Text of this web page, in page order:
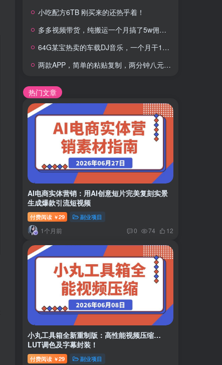
小吃配方6TB 刚买来的还热乎着！
多多视频带货，纯搬运一个月搞了5w佣金，小白也能操作
64G某宝热卖的车载DJ音乐，一个月干100W+利润
两款APP，简单的粘贴复制，两分钟八元钱，无限做，执行就有收入
热门文章
AI电商实体营销：用AI创意短片完美复刻实景
生成爆款引流短视频
付费阅读 ￥29 副业项目
1个月前 0 74 12
小丸工具箱全新重制版：高性能视频压缩…
LUT调色及字幕封装！
付费阅读 ￥29 副业项目